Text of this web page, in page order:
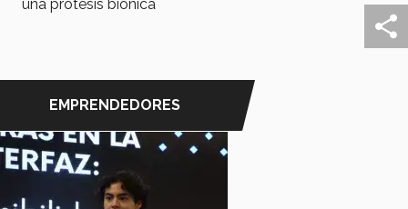
una prótesis biónica
EMPRENDEDORES